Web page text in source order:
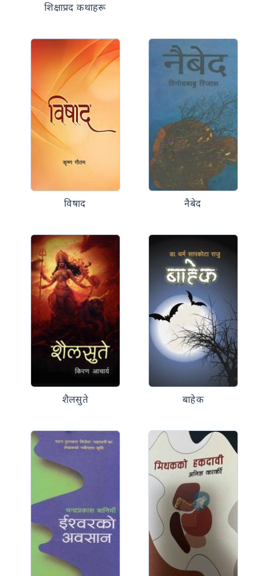
शिक्षाप्रद कथाहरू
विषाद नैबेद
शैलसुते बाहेक